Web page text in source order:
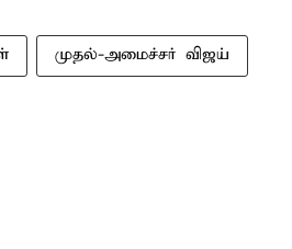
முதல்-அமைச்சர் விஜய்